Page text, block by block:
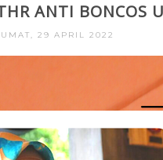
ANTI BONCOS
29 APRIL 2022